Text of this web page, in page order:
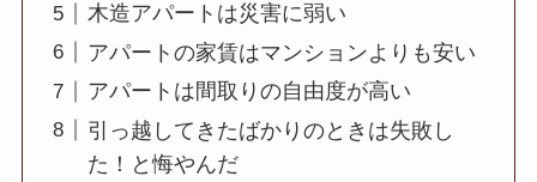
木造アパートは災害に弱い
アパートの家賃はマンションよりも安い
アパートは間取りの自由度が高い
引っ越してきたばかりのときは失敗し
た！と悔やんだ